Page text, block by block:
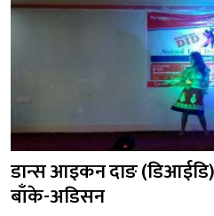
डान्स आइकन दाङ
बाँके-अडिसन